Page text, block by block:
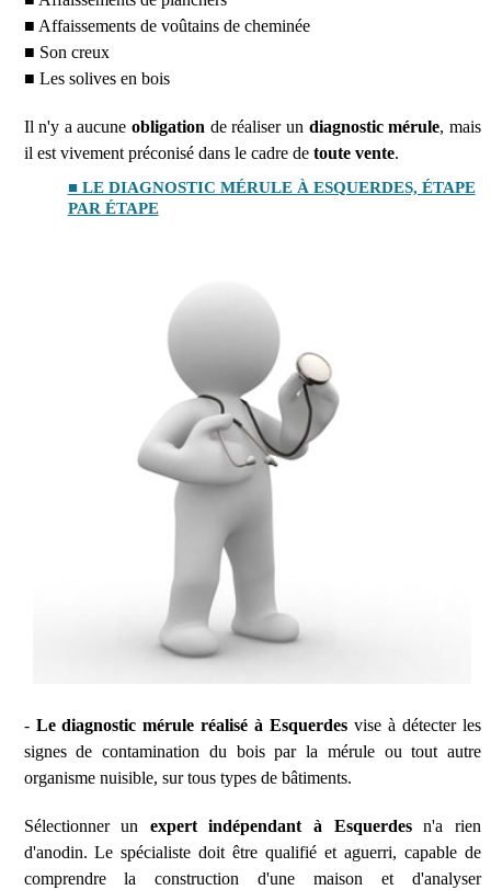
■ Affaissements de voûtains de cheminée
■ Son creux
■ Les solives en bois
Il n'y a aucuneobligation de réaliser un diagnostic mérule, mais
il est vivement préconisé dans le cadre de toute vente.
■ LE DIAGNOSTIC MÉRULE À ESQUERDES, ÉTAPE
PAR ÉTAPE
- Le diagnostic mérule réalisé à Esquerdes vise à détecter les
signes de contamination du bois par la mérule ou tout autre
organisme nuisible, sur tous types de bâtiments.
Sélectionner un expert indépendant à Esquerdesn'a rien
d'anodin. Le spécialiste doit être qualifié et aguerri, capable de
comprendre la construction d'une maison et d'analyser